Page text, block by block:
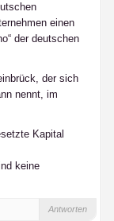
einen
der deutschen
der sich
nennt, im
Kapital
keine
Antworten